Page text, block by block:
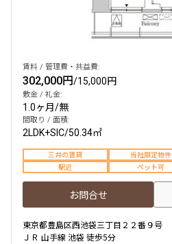
当社限定物件
専任物件
三井の賃貸物件
申込無し物件のみ表示
ペット可・相談
楽器可・相談
入居可能日
賃料 / 管理費・共益費:
302,000円/15,000円
敷金 / 礼金:
1.0ヶ月/無
間取り / 面積:
2LDK+SIC/50.34㎡
三井の賃貸 当社限定物件
駅近
ペット可
お問合せ
東京都豊島区西池袋三丁目２２番９号
ＪＲ 山手線 池袋 徒歩5分